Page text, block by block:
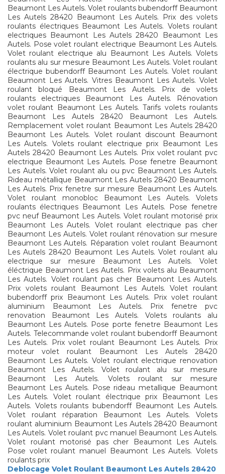
Beaumont Les Autels. Volet roulants bubendorff Beaumont
Les Autels 28420 Beaumont Les Autels. Prix des volets
roulants électriques Beaumont Les Autels. Volets roulant
electriques Beaumont Les Autels 28420 Beaumont Les
Autels. Pose volet roulant electrique Beaumont Les Autels.
Volet roulant electrique alu Beaumont Les Autels. Volets
roulants alu sur mesure Beaumont Les Autels. Volet roulant
électrique bubendorff Beaumont Les Autels. Volet roulant
Beaumont Les Autels. Vitres Beaumont Les Autels. Volet
roulant bloqué Beaumont Les Autels. Prix de volets
roulants electriques Beaumont Les Autels. Rénovation
volet roulant Beaumont Les Autels. Tarifs volets roulants
Beaumont Les Autels 28420 Beaumont Les Autels.
Remplacement volet roulant Beaumont Les Autels 28420
Beaumont Les Autels. Volet roulant discount Beaumont
Les Autels. Volets roulant electrique prix Beaumont Les
Autels 28420 Beaumont Les Autels. Prix volet roulant pvc
electrique Beaumont Les Autels. Pose fenetre Beaumont
Les Autels. Volet roulant alu ou pvc Beaumont Les Autels.
Rideau métallique Beaumont Les Autels 28420 Beaumont
Les Autels. Prix fenetre sur mesure Beaumont Les Autels.
Volet roulant monobloc Beaumont Les Autels. Volets
roulants électriques Beaumont Les Autels. Pose fenetre
pvc neuf Beaumont Les Autels. Volet roulant motorisé prix
Beaumont Les Autels. Volet roulant electrique pas cher
Beaumont Les Autels. Volet roulant rénovation sur mesure
Beaumont Les Autels. Réparation volet roulant Beaumont
Les Autels 28420 Beaumont Les Autels. Volet roulant alu
electrique sur mesure Beaumont Les Autels. Volet
éléctrique Beaumont Les Autels. Prix volets alu Beaumont
Les Autels. Volet roulant pas cher Beaumont Les Autels.
Prix volets roulant Beaumont Les Autels. Volet roulant
bubendorff prix Beaumont Les Autels. Prix volet roulant
aluminium Beaumont Les Autels. Prix fenetre pvc
renovation Beaumont Les Autels. Volets roulants alu
Beaumont Les Autels. Pose porte fenetre Beaumont Les
Autels. Telecommande volet roulant bubendorff Beaumont
Les Autels. Prix volet roulant Beaumont Les Autels. Prix
moteur volet roulant Beaumont Les Autels 28420
Beaumont Les Autels. Volet roulant electrique renovation
Beaumont Les Autels. Volet roulant alu sur mesure
Beaumont Les Autels. Volets roulant sur mesure
Beaumont Les Autels. Pose rideau metallique Beaumont
Les Autels. Volet roulant électrique prix Beaumont Les
Autels. Volets roulants bubendorff Beaumont Les Autels.
Volet roulant réparation Beaumont Les Autels. Volets
roulant aluminium Beaumont Les Autels 28420 Beaumont
Les Autels. Volet roulant pvc manuel Beaumont Les Autels.
Volet roulant motorisé pas cher Beaumont Les Autels.
Pose volet roulant manuel Beaumont Les Autels. Volets
roulants prix
Deblocage Volet Roulant Beaumont Les Autels 28420